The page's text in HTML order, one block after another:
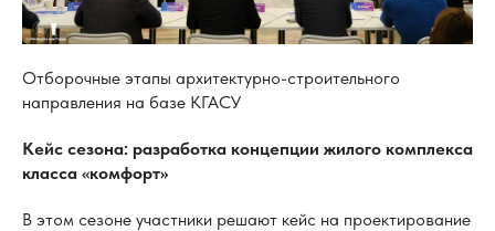
Отборочные этапы архитектурно-строительного
направления на базе КГАСУ
Кейс сезона: разработка концепции жилого комплекса
класса «комфорт»
В этом сезоне участники решают кейс на проектирование